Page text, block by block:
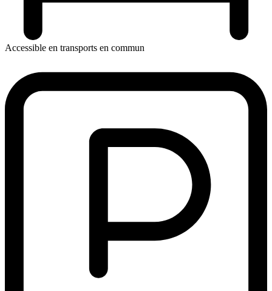
Accessible en transports en commun